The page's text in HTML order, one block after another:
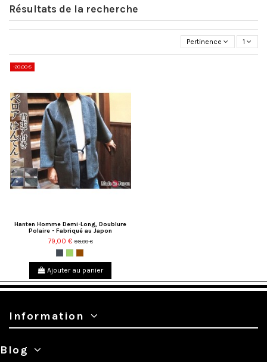
Résultats de la recherche
Pertinence 1
-20,00 €
Hanten Homme Demi-Long, Doublure
Polaire - Fabriqué au Japon
79,00 € 99,00 €
NoirVertMarron
Ajouter au panier
Information
Blog